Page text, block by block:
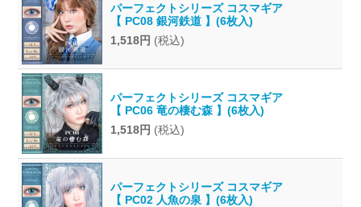
パーフェクトシリーズ コスマギア
【 PC08 銀河鉄道 】(6枚入)
1,518円 (税込)
パーフェクトシリーズ コスマギア
【 PC06 竜の棲む森 】(6枚入)
1,518円 (税込)
パーフェクトシリーズ コスマギア
【 PC02 人魚の泉 】(6枚入)